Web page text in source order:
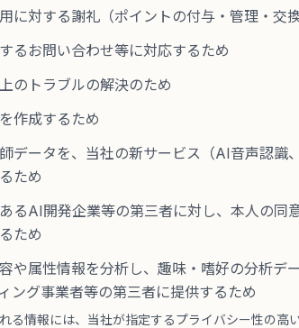
に対する謝礼（ポイントの付与・管理・交
るお問い合わせ等に対応するため
のトラブルの解決のため
作成するため
データを、当社の新サービス（AI音声認識
ため
るAI開発企業等の第三者に対し、本人の同
ため
や属性情報を分析し、趣味・嗜好の分析デ
ング事業者等の第三者に提供するため
る情報には、当社が指定するプライバシー性の高